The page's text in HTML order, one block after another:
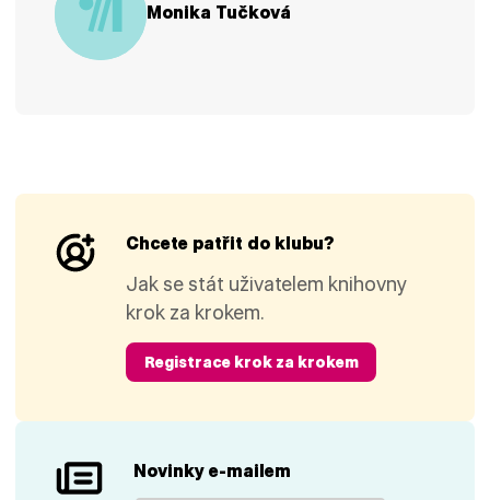
Monika Tučková
Chcete patřit do klubu?
Jak se stát uživatelem knihovny
krok za krokem.
Registrace krok za krokem
Novinky e-mailem